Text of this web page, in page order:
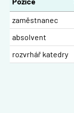
zaměstnanec
absolvent
rozvrhář katedry